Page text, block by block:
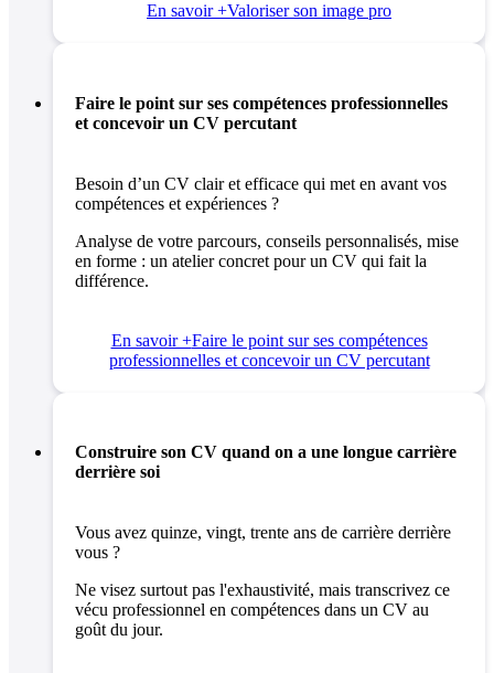
En savoir +Valoriser son image pro
Faire le point sur ses compétences professionnelles
et concevoir un CV percutant
Besoin d’un CV clair et efficace qui met en avant vos
compétences et expériences ?
Analyse de votre parcours, conseils personnalisés, mise
en forme : un atelier concret pour un CV qui fait la
différence.
En savoir +Faire le point sur ses compétences
professionnelles et concevoir un CV percutant
Construire son CV quand on a une longue carrière
derrière soi
Vous avez quinze, vingt, trente ans de carrière derrière
vous ?
Ne visez surtout pas l'exhaustivité, mais transcrivez ce
vécu professionnel en compétences dans un CV au
goût du jour.